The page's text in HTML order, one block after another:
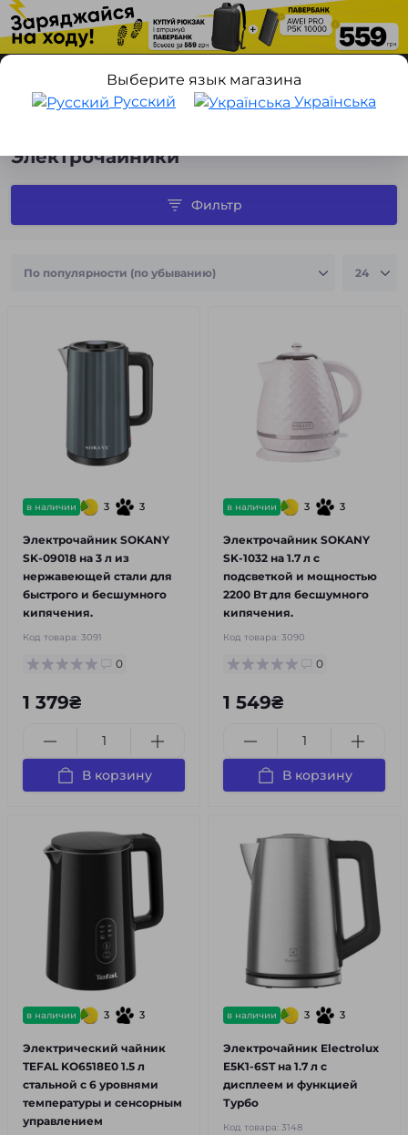
Электрочайники
Выберите язык магазина
Русский
Українська
Фильтр
в наличии 3 3
Электрочайник SOKANY
SK-09018 на 3 л из
нержавеющей стали для
быстрого и бесшумного
кипячения.
Код товара: 3091
0
1 379₴
В корзину
в наличии 3 3
Электрочайник SOKANY
SK-1032 на 1.7 л с
подсветкой и мощностью
2200 Вт для бесшумного
кипячения.
Код товара: 3090
0
1 549₴
В корзину
в наличии 3 3
Электрический чайник
TEFAL KO6518E0 1.5 л
стальной с 6 уровнями
температуры и сенсорным
управлением
в наличии 3 3
Электрочайник Electrolux
E5K1-6ST на 1.7 л с
дисплеем и функцией
Турбо
Код товара: 3148